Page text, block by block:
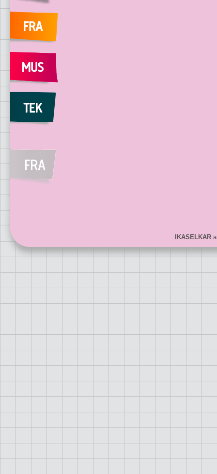
IKASELKAR